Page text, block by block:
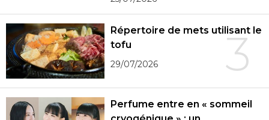
3
Répertoire de mets utilisant le
tofu
29/07/2026
Perfume entre en « sommeil